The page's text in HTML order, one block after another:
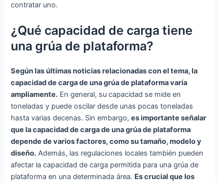
contratar uno.
¿Qué capacidad de carga tiene
una grúa de plataforma?
Según las últimas noticias relacionadas con el tema, la
capacidad de carga de una grúa de plataforma varía
ampliamente. En general, su capacidad se mide en
toneladas y puede oscilar desde unas pocas toneladas
hasta varias decenas. Sin embargo,es importante señalar
que la capacidad de carga de una grúa de plataforma
depende de varios factores, como su tamaño, modelo y
diseño. Además, las regulaciones locales también pueden
afectar la capacidad de carga permitida para una grúa de
plataforma en una determinada área. Es crucial que los